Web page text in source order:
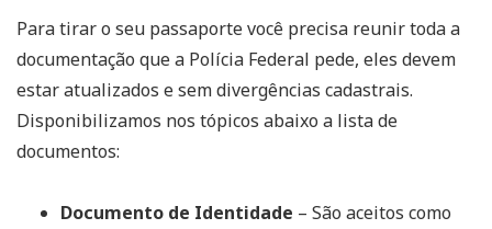
Para tirar o seu passaporte você precisa reunir toda a
documentação que a Polícia Federal pede, eles devem
estar atualizados e sem divergências cadastrais.
Disponibilizamos nos tópicos abaixo a lista de
documentos:
Documento de Identidade – São aceitos como